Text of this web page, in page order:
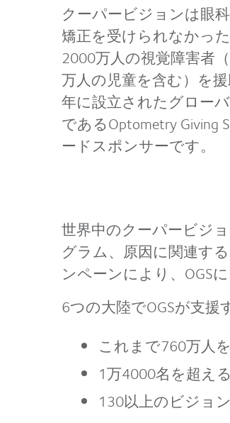
クーパービジョンは眼
矯正を受けられなかっ
2000万人の視覚障害者
万人の児童を含む）を
年に設立されたグロー
であるOptometry Giving
ードスポンサーです。
世界中のクーパービジ
グラム、原因に関連す
ンペーンにより、OGS
6つの大陸でOGSが支援
これまで760万人
1万4000名を超え
130以上のビジョ